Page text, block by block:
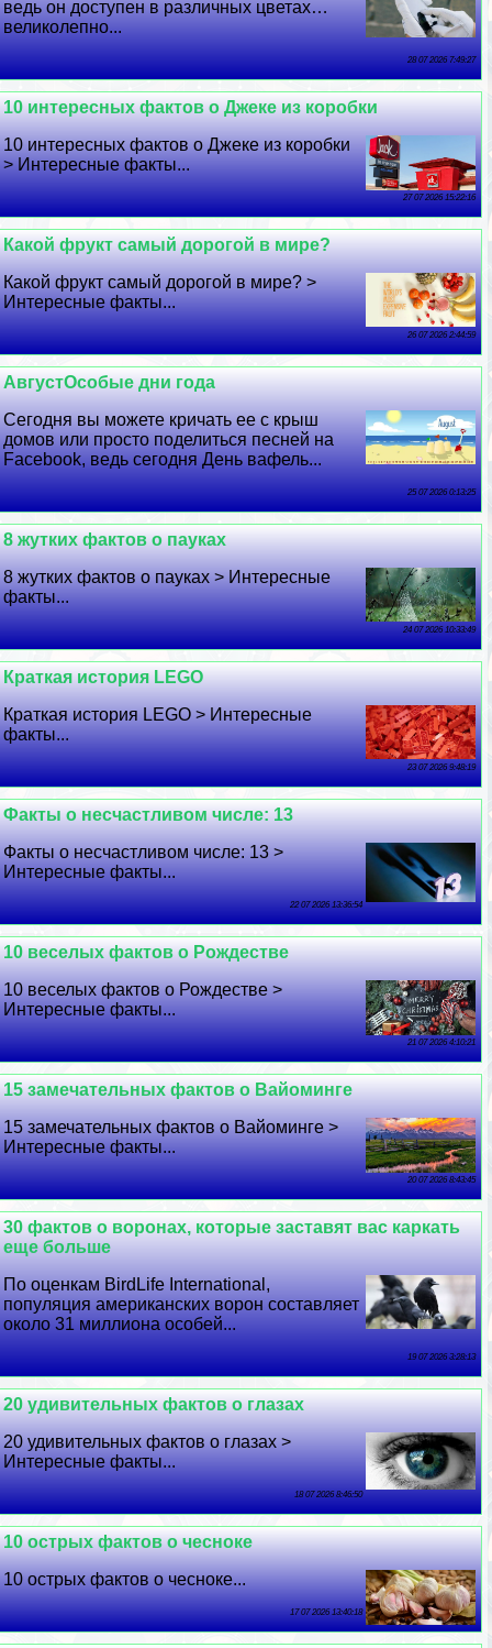
ведь он доступен в различных цветах…
великолепно...
28 07 2026 7:49:27
10 интересных фактов о Джеке из коробки
10 интересных фактов о Джеке из коробки
> Интересные факты...
27 07 2026 15:22:16
Какой фрукт самый дорогой в мире?
Какой фрукт самый дорогой в мире? >
Интересные факты...
26 07 2026 2:44:59
АвгустОсобые дни года
Сегодня вы можете кричать ее с крыш
домов или просто поделиться песней на
Facebook, ведь сегодня День вафель...
25 07 2026 0:13:25
8 жутких фактов о пауках
8 жутких фактов о пауках > Интересные
факты...
24 07 2026 10:33:49
Краткая история LEGO
Краткая история LEGO > Интересные
факты...
23 07 2026 9:48:19
Факты о несчастливом числе: 13
Факты о несчастливом числе: 13 >
Интересные факты...
22 07 2026 13:36:54
10 веселых фактов о Рождестве
10 веселых фактов о Рождестве >
Интересные факты...
21 07 2026 4:10:21
15 замечательных фактов о Вайоминге
15 замечательных фактов о Вайоминге >
Интересные факты...
20 07 2026 8:43:45
30 фактов о воронах, которые заставят вас каркать
еще больше
По оценкам BirdLife International,
популяция американских ворон составляет
около 31 миллиона особей...
19 07 2026 3:28:13
20 удивительных фактов о глазах
20 удивительных фактов о глазах >
Интересные факты...
18 07 2026 8:46:50
10 острых фактов о чесноке
10 острых фактов о чесноке...
17 07 2026 13:40:18